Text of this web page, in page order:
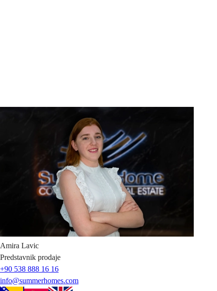
Amira Lavic
Predstavnik prodaje
+90 538 888 16 16
info@summerhomes.com